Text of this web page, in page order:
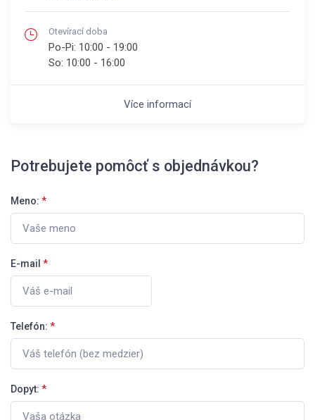
Otevírací doba
Po-Pi: 10:00 - 19:00
So: 10:00 - 16:00
Více informací
Potrebujete pomôcť s objednávkou?
Meno: *
E-mail *
Telefón: *
Dopyt: *